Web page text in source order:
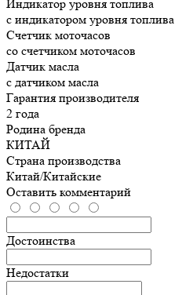
Индикатор уровня топлива
с индикатором уровня топлива
Счетчик моточасов
со счетчиком моточасов
Датчик масла
с датчиком масла
Гарантия производителя
2 года
Родина бренда
КИТАЙ
Страна производства
Китай/Китайские
Оставить комментарий
Достоинства
Недостатки